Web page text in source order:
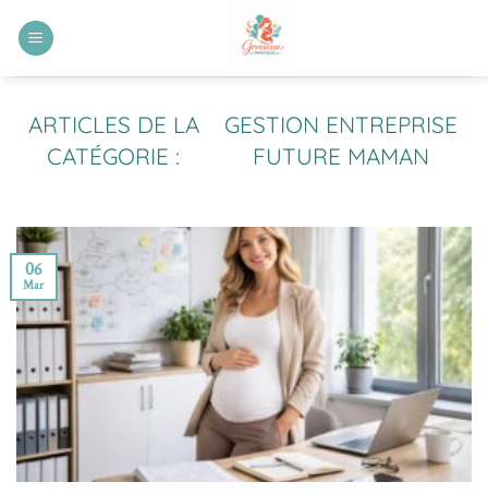
GESTION ENTREPRISE
FUTURE MAMAN
06
Mar